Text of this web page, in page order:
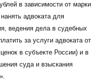
в зависимости от марки
адвоката для
ведения дела в судебных
за услуги адвоката от
в субъекте России) и в
суда и взыскания